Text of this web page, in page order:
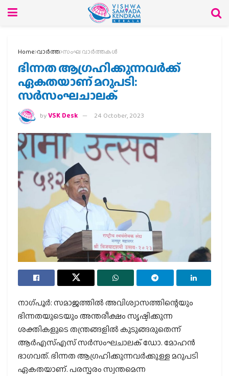
Home വാര്‍ത്ത സംഘ വാര്‍ത്തകള്‍
ഭിന്നത ആഗ്രഹിക്കുന്നവര്‍ക്ക്
ഏകതയാണ് മറുപടി:
സര്‍സംഘചാലക്
byVSK Desk 24 October, 2023
നാഗ്പൂര്‍: സമാജത്തില്‍ അവിശ്വാസത്തിന്റെയും
ഭിന്നതയുടെയും അന്തരീക്ഷം സൃഷ്ടിക്കുന്ന
ശക്തികളുടെ തന്ത്രങ്ങളില്‍ കുടുങ്ങരുതെന്ന്
ആര്‍എസ്എസ് സര്‍സംഘചാലക് ഡോ. മോഹന്‍
ഭാഗവത്. ഭിന്നത ആഗ്രഹിക്കുന്നവര്‍ക്കുള്ള മറുപടി
ഏകതയാണ്. പരസ്പരം സ്വന്തമെന്ന